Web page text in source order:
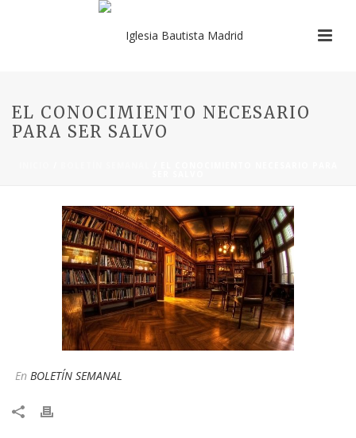
EL CONOCIMIENTO NECESARIO
PARA SER SALVO
En BOLETÍN SEMANAL